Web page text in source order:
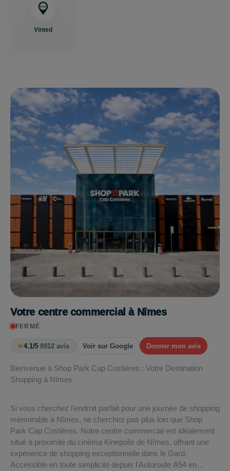
Vinted
Votre centre commercial à Nîmes
FERMÉ
★4.1/5·8912 avis Voir sur Google Donner mon avis
Bienvenue à Shop Park Cap Costières : Votre Destination
Shopping à Nîmes
Si vous cherchez l'endroit parfait pour une journée de shopping
mémorable à Nîmes, ne cherchez pas plus loin que Shop
Park Cap Costières. Notre centre commercial est idéalement
situé à proximité du cinéma Kinepolis de Nîmes, offrant une
expérience de shopping exceptionnelle dans le Gard.
Accessible en toute simplicité depuis l'Autoroute A54 en